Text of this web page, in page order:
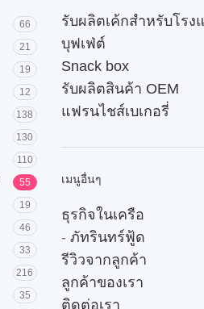
66
21
19
12
138
130
110
55
19
46
33
216
35
รับผลิตเค้กสำหรับโรง
บุฟเฟ่ต์
Snack box
รับผลิตสินค้า OEM
แฟรนไชส์เบเกอรี่
เมนูอื่นๆ
ธุรกิจในเครือ
- ภัทรินทร์ฟู้ด
รีวิวจากลูกค้า
ลูกค้าของเรา
ติดต่อเรา